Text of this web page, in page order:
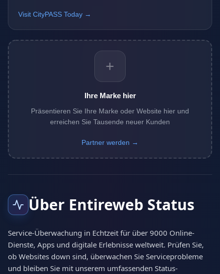
Visit CityPASS Today →
+
Ihre Marke hier
Präsentieren Sie Ihre Marke oder Website hier und
erreichen Sie Tausende neuer Kunden
Partner werden →
Über Entireweb Status
Service-Überwachung in Echtzeit für über 9000 Online-
Dienste, Apps und digitale Erlebnisse weltweit. Prüfen Sie,
ob Websites down sind, überwachen Sie Serviceprobleme
und bleiben Sie mit unserem umfassenden Status-